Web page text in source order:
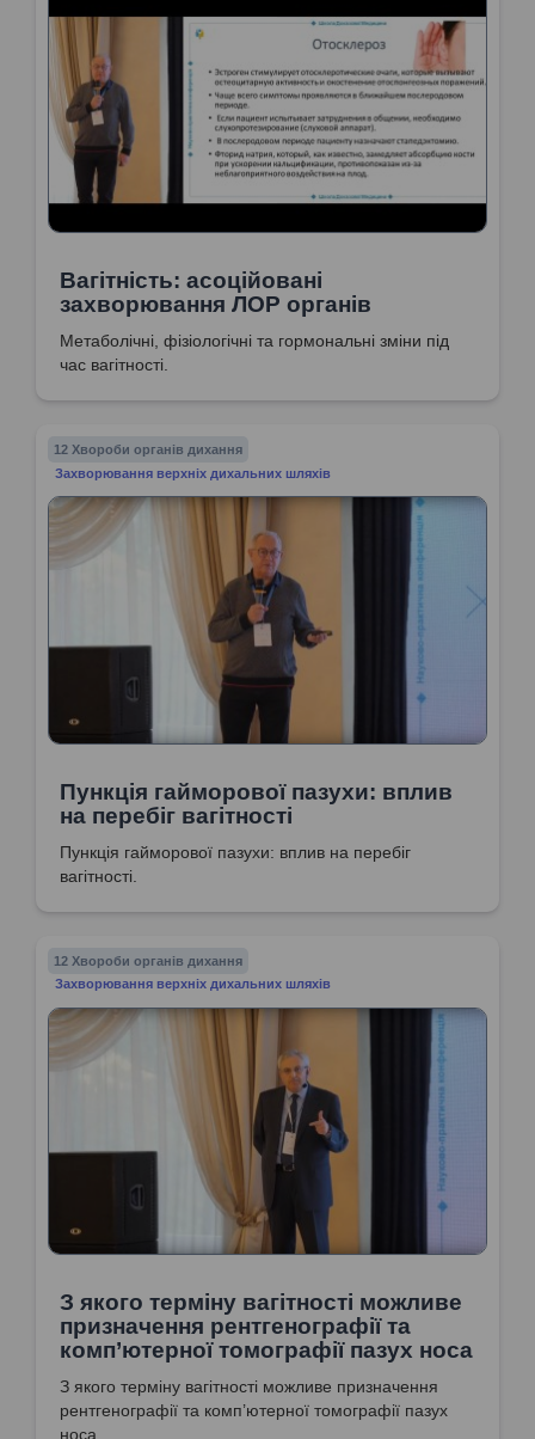
Вагітність: асоційовані
захворювання ЛОР органів
Метаболічні, фізіологічні та гормональні зміни під
час вагітності.
12 Хвороби органів дихання
Захворювання верхніх дихальних шляхів
Пункція гайморової пазухи: вплив
на перебіг вагітності
Пункція гайморової пазухи: вплив на перебіг
вагітності.
12 Хвороби органів дихання
Захворювання верхніх дихальних шляхів
З якого терміну вагітності можливе
призначення рентгенографії та
комп’ютерної томографії пазух носа
З якого терміну вагітності можливе призначення
рентгенографії та комп’ютерної томографії пазух
носа.